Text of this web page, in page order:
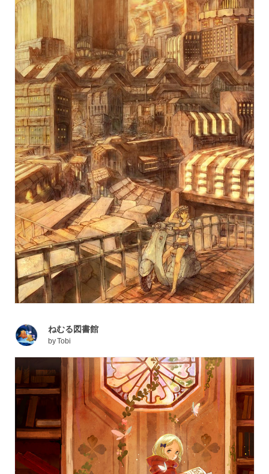
ねむる図書館
byTobi